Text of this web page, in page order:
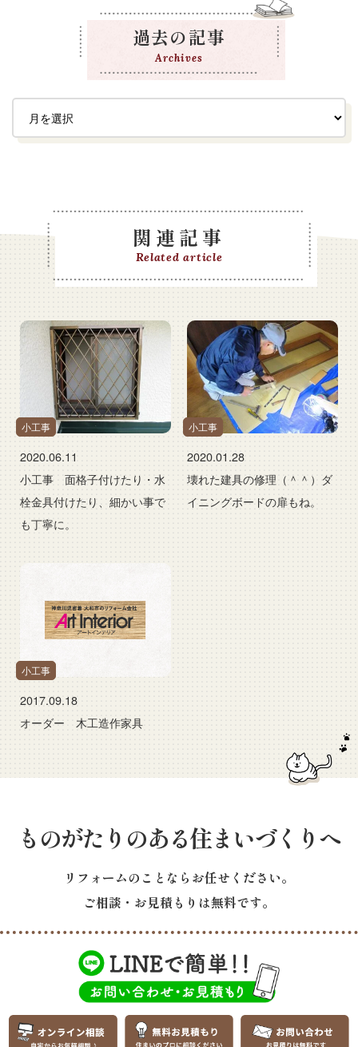
過去の記事
Archives
関連記事
Related article
小工事
2020.06.11
小工事 面格子付けたり・水
栓金具付けたり、細かい事で
も丁寧に。
小工事
2020.01.28
壊れた建具の修理（＾＾）ダ
イニングボードの扉もね。
小工事
2017.09.18
オーダー 木工造作家具
ものがたりのある住まいづくりへ
リフォームのことならお任せください。
ご相談・お見積もりは無料です。